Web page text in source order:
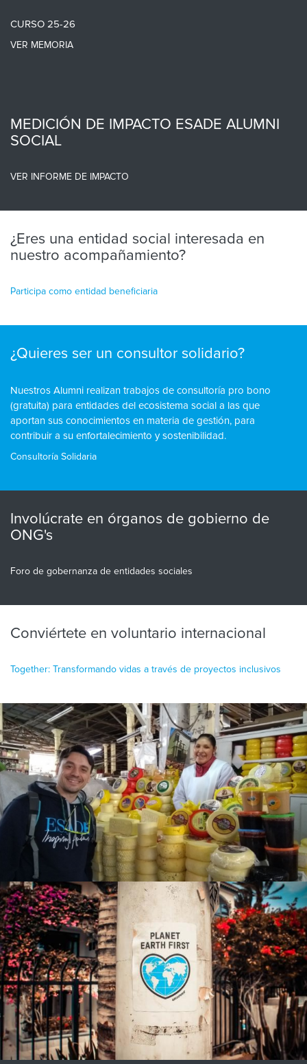
CURSO 25-26
VER MEMORIA
MEDICIÓN DE IMPACTO ESADE ALUMNI
SOCIAL
VER INFORME DE IMPACTO
¿Eres una entidad social interesada en
nuestro acompañamiento?
Participa como entidad beneficiaria
¿Quieres ser un consultor solidario?
Nuestros Alumni realizan trabajos de consultoría pro bono
(gratuita) para entidades del ecosistema social a las que
aportan sus conocimientos en materia de gestión, para
contribuir a su enfortalecimiento y sostenibilidad.
Consultoría Solidaria
Involúcrate en órganos de gobierno de
ONG's
Foro de gobernanza de entidades sociales
Conviértete en voluntario internacional
Together: Transformando vidas a través de proyectos inclusivos